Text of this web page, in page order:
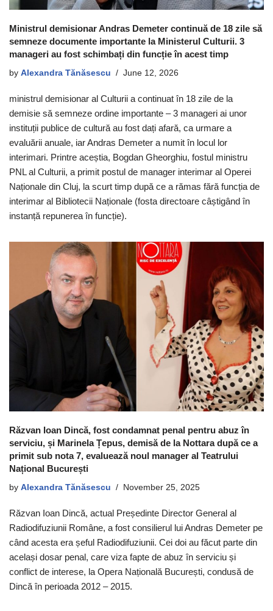
Ministrul demisionar Andras Demeter continuă de 18 zile să
semneze documente importante la Ministerul Culturii. 3
manageri au fost schimbați din funcție în acest timp
by Alexandra Tănăsescu June 12, 2026
ministrul demisionar al Culturii a continuat în 18 zile de la
demisie să semneze ordine importante – 3 manageri ai unor
instituții publice de cultură au fost dați afară, ca urmare a
evaluării anuale, iar Andras Demeter a numit în locul lor
interimari. Printre aceștia, Bogdan Gheorghiu, fostul ministru
PNL al Culturii, a primit postul de manager interimar al Operei
Naționale din Cluj, la scurt timp după ce a rămas fără funcția de
interimar al Bibliotecii Naționale (fosta directoare câștigând în
instanță repunerea în funcție).
Răzvan Ioan Dincă, fost condamnat penal pentru abuz în
serviciu, și Marinela Țepus, demisă de la Nottara după ce a
primit sub nota 7, evaluează noul manager al Teatrului
Național București
by Alexandra Tănăsescu November 25, 2025
Răzvan Ioan Dincă, actual Președinte Director General al
Radiodifuziunii Române, a fost consilierul lui Andras Demeter pe
când acesta era șeful Radiodifuziunii. Cei doi au făcut parte din
același dosar penal, care viza fapte de abuz în serviciu și
conflict de interese, la Opera Națională București, condusă de
Dincă în perioada 2012 – 2015.